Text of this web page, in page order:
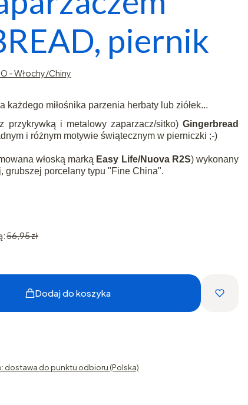
piernik
- Włochy/Chiny
każdego miłośnika parzenia herbaty lub ziółek...
przykrywką i metalowy zaparzacz/sitko) Gingerbread
i różnym motywie świątecznym w pierniczki ;-)
włoską marką Easy Life/Nuova R2S) wykonany
grubszej porcelany typu "Fine China".
56,95 zł
Dodaj do koszyka
dostawa do punktu odbioru (Polska)